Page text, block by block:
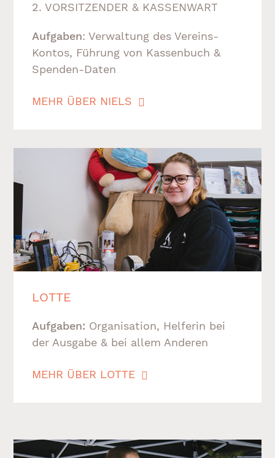
2. VORSITZENDER & KASSENWART
Aufgaben: Verwaltung des Vereins-
Kontos, Führung von Kassenbuch &
Spenden-Daten
MEHR ÜBER NIELS
LOTTE
Aufgaben: Organisation, Helferin bei
der Ausgabe & bei allem Anderen
MEHR ÜBER LOTTE